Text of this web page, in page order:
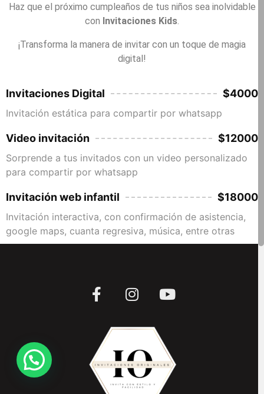
Haz que el próximo cumpleaños de tus niños sea inolvidable
con Invitaciones Kids.
¡Transforma la manera de invitar con un toque de magia
digital!
Invitaciones Digital $4000
Invitación estática para compartir por whatsapp
Video invitación $12000
Sorprende a tus invitados con un video personalizado
para compartir por whatsapp
Invitación web infantil $18000
Invitación interactiva, con confirmación de asistencia,
google maps, cuanta regresiva, música, entre otras